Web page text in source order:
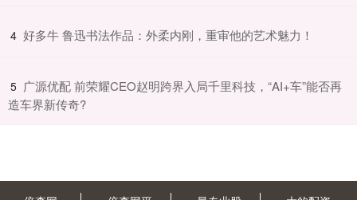
4 ​好多牛 鲁迅书法作品：外柔内刚，重审他的艺术魅力！
5 ​广源优配 前荣耀CEO赵明跨界入局千里科技，“AI+车”能否再
造车界新传奇?